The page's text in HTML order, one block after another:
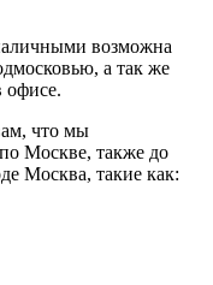
возможна
а так же
офисе.
что мы
Москве, также до
Москва, такие как: